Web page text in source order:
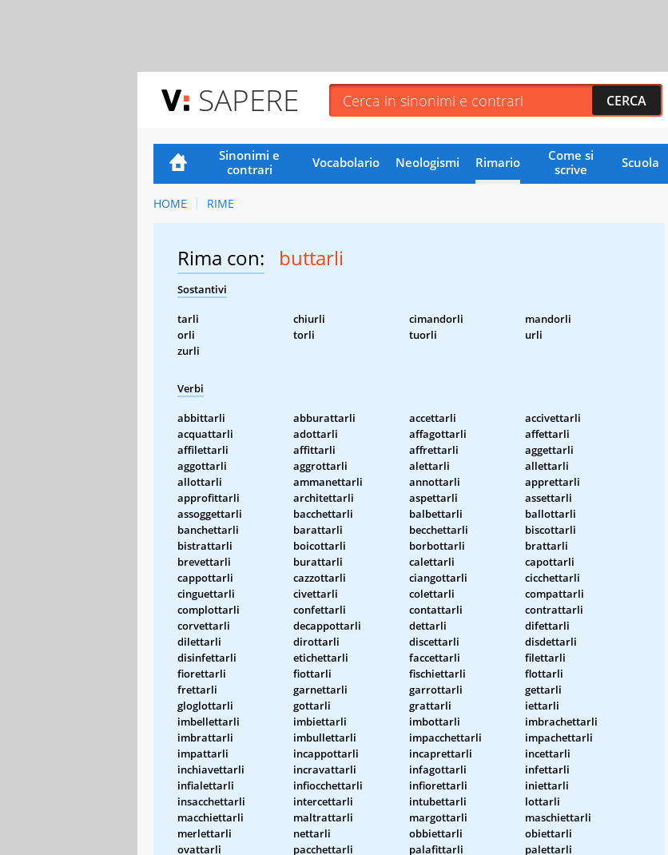
SAPERE
Sinonimi e
contrari
Vocabolario Neologismi Rimario
Come si
scrive
Scuola
HOME RIME
Rima con: buttarli
Sostantivi
tarli chiurli cimandorli
mandorli
orli
torli tuorli
urli
zurli
Verbi
abbittarli abburattarli accettarli
accivettarli
acquattarli
adottarli affagottarli
affettarli
affilettarli
affittarli affrettarli
aggettarli
aggottarli
aggrottarli alettarli
allettarli
allottarli
ammanettarli annottarli
apprettarli
approfittarli
architettarli aspettarli
assettarli
assoggettarli
bacchettarli balbettarli
ballottarli
banchettarli
barattarli becchettarli
biscottarli
bistrattarli
boicottarli borbottarli
brattarli
brevettarli
burattarli calettarli
capottarli
cappottarli
cazzottarli ciangottarli
cicchettarli
cinguettarli
civettarli colettarli
compattarli
complottarli
confettarli contattarli
contrattarli
corvettarli
decappottarli dettarli
difettarli
dilettarli
dirottarli discettarli
disdettarli
disinfettarli
etichettarli faccettarli
filettarli
fiorettarli
fiottarli fischiettarli
flottarli
frettarli
garnettarli garrottarli
gettarli
gloglottarli
gottarli grattarli
iettarli
imbellettarli
imbiettarli imbottarli
imbrachettarli
imbrattarli
imbullettarli impacchettarli
impachettarli
impattarli
incappottarli incaprettarli
incettarli
inchiavettarli
incravattarli infagottarli
infettarli
infialettarli
infiocchettarli infiorettarli
iniettarli
insacchettarli
intercettarli intubettarli
lottarli
macchiettarli
maltrattarli margottarli
maschiettarli
merlettarli
nettarli obbiettarli
obiettarli
ovattarli
pacchettarli palafittarli
palettarli